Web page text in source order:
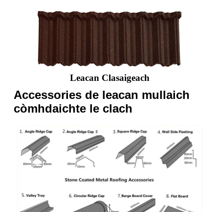
Leacan Clasaigeach
Accessories de leacan mullaich
còmhdaichte le clach